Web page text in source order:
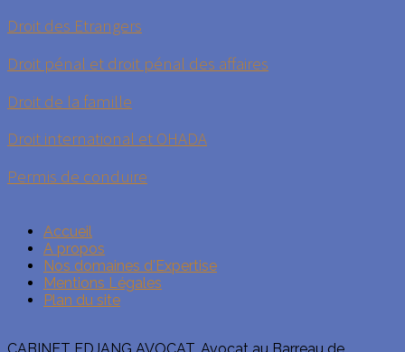
Droit des Etrangers
Droit pénal et droit pénal des affaires
Droit de la famille
Droit international et OHADA
Permis de conduire
Accueil
A propos
Nos domaines d'Expertise
Mentions Légales
Plan du site